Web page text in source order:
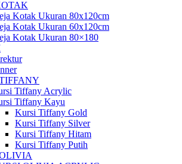
Kotak Ukuran 80x120cm
Kotak Ukuran 60x120cm
Kotak Ukuran 80×180
Tiffany Acrylic
Tiffany Kayu
Kursi Tiffany Gold
Kursi Tiffany Silver
Kursi Tiffany Hitam
Kursi Tiffany Putih